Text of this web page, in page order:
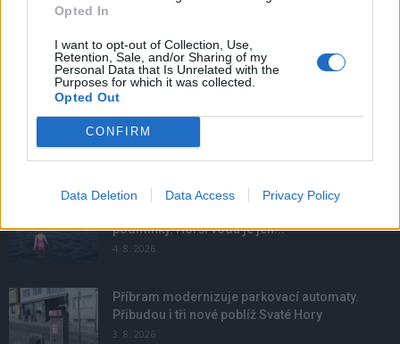
Opted In
I want to opt-out of Collection, Use,
Retention, Sale, and/or Sharing of my
Personal Data that Is Unrelated with the
Purposes for which it was collected.
Opted Out
CONFIRM
Data Deletion Data Access Privacy Policy
NOVINKY
Obděnice vzpomínaly na filmovou legendu
6. 8. 2026
podmínky. Horší voda je jen...
4. 8. 2026
Příbram modernizuje parkovací automaty.
Přibudou i tři nové poblíž Svaté Hory
3. 8. 2026